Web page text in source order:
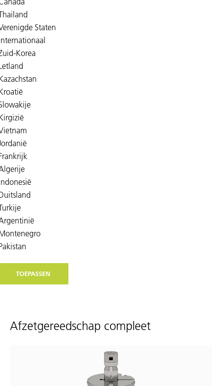
TOEPASSEN
Afzetgereedschap compleet